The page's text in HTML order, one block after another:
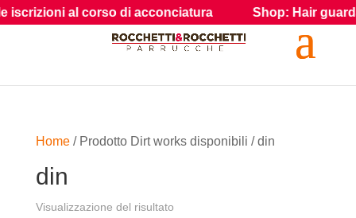
Home/ Prodotto Dirt works disponibili / din
din
Visualizzazione del risultato
al corso di acconciatura Shop: Hair guarda